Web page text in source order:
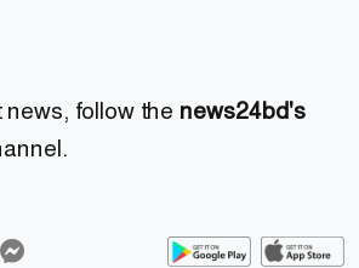
news, follow the news24bd's